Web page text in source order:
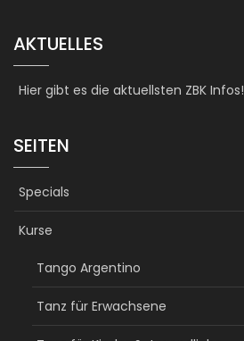
AKTUELLES
Hier gibt es die aktuellsten ZBK Infos!
SEITEN
Specials
Kurse
Tango Argentino
Tanz für Erwachsene